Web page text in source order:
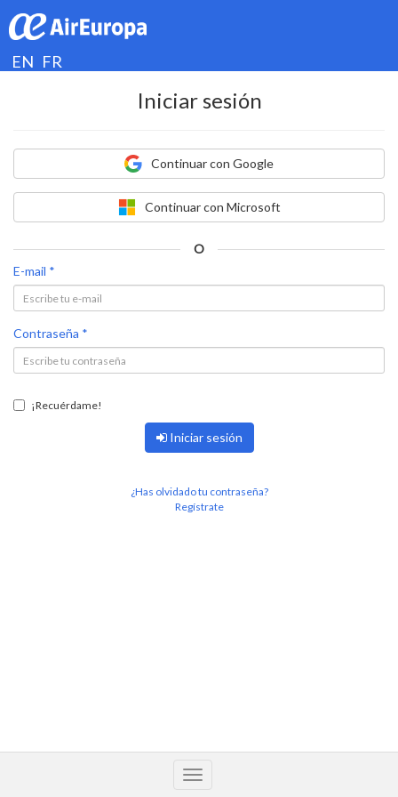
EN FR
Iniciar sesión
Continuar con Google
Continuar con Microsoft
O
E-mail *
Contraseña *
¡Recuérdame!
Iniciar sesión
¿Has olvidado tu contraseña?
Regístrate
Alternar